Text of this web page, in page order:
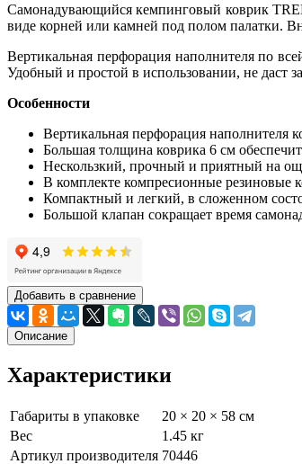
Самонадувающийся кемпинговый коврик
виде корней или камней под полом палатки.
Вертикальная перфорация наполнителя по
Удобный и простой в использовании, не даст
Особенности
Вертикальная перфорация наполнителя
Большая толщина коврика 6 см
Нескользкий, прочный и приятный на
В комплекте компресионные резиновые
Компактный и легкий, в сложенном
Большой клапан сокращает время
Добавить в сравнение
Описание
Характеристики
Габариты в упаковке
20 × 20 × 58 см
Вес
1.45 кг
Артикул производителя 70446